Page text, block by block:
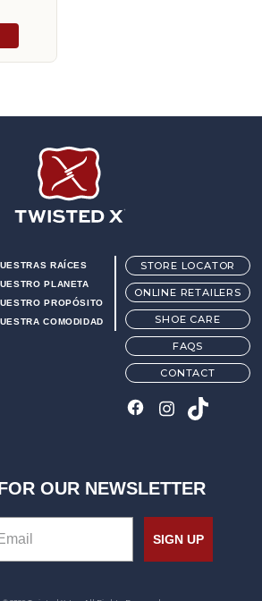
RAÍCES
PLANETA
PROPÓSITO
COMODIDAD
STORE LOCATOR
ONLINE RETAILERS
SHOE CARE
FAQS
CONTACT
OUR NEWSLETTER
SIGN UP